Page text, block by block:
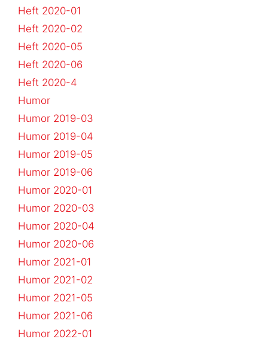
Heft 2020-01
Heft 2020-02
Heft 2020-05
Heft 2020-06
Heft 2020-4
Humor
Humor 2019-03
Humor 2019-04
Humor 2019-05
Humor 2019-06
Humor 2020-01
Humor 2020-03
Humor 2020-04
Humor 2020-06
Humor 2021-01
Humor 2021-02
Humor 2021-05
Humor 2021-06
Humor 2022-01